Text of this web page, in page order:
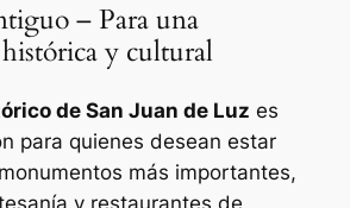
– Para una
y cultural
de San Juan de Luz es
para quienes desean estar
más importantes,